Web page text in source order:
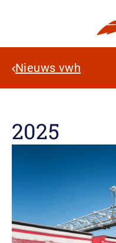
Nieuws vwh
2025